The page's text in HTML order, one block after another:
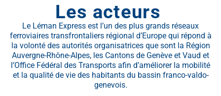
Les acteurs
Le Léman Express est l’un des plus grands réseaux
ferroviaires transfrontaliers régional d’Europe qui répond à
la volonté des autorités organisatrices que sont la Région
Auvergne-Rhône-Alpes, les Cantons de Genève et Vaud et
l’Office Fédéral des Transports afin d’améliorer la mobilité
et la qualité de vie des habitants du bassin franco-valdo-
genevois.